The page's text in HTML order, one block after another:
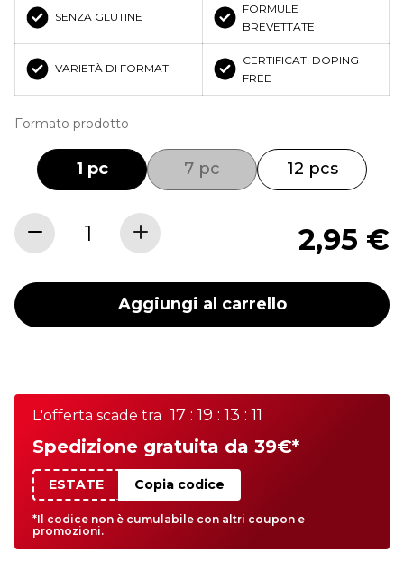
SENZA GLUTINE
FORMULE
BREVETTATE
VARIETÀ DI FORMATI
CERTIFICATI DOPING
FREE
Formato prodotto
1 pc 7 pc 12 pcs
2,95 €
Aggiungi al carrello
L'offerta scade tra 17 : 19 : 13 : 11
Spedizione gratuita da 39€*
ESTATE Copia codice
*Il codice non è cumulabile con altri coupon e
promozioni.